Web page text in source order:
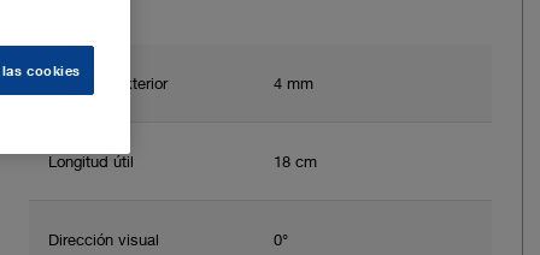
Diámetro exterior 4 mm
Longitud útil 18 cm
Dirección visual 0°
cookies